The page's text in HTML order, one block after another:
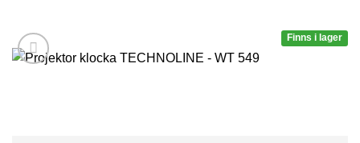
Finns i lager